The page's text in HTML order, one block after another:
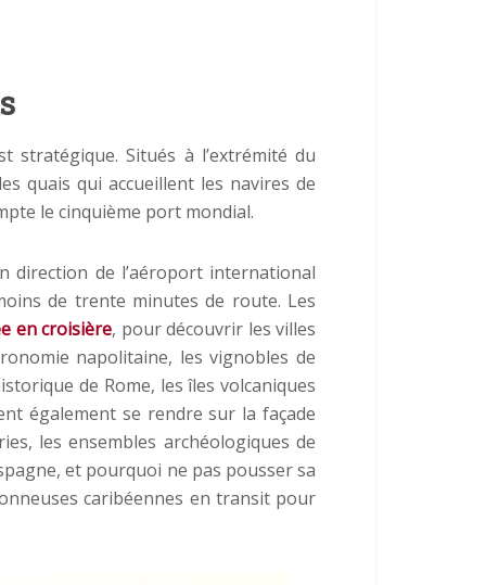
stratégique. Situés à l’extrémité du
quais qui accueillent les navires de
le cinquième port mondial.
direction de l’aéroport international
de trente minutes de route. Les
en croisière, pour découvrir les villes
napolitaine, les vignobles de
de Rome, les îles volcaniques
également se rendre sur la façade
les ensembles archéologiques de
et pourquoi ne pas pousser sa
caribéennes en transit pour